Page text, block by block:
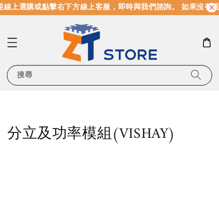
上選購或點擊右下方線上客服，即時與我們諮詢。 如果沒有
搜尋
分立及功率模組(VISHAY)